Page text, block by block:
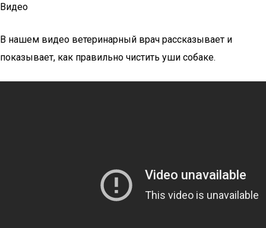
Видео
В нашем видео ветеринарный врач рассказывает и
показывает, как правильно чистить уши собаке.